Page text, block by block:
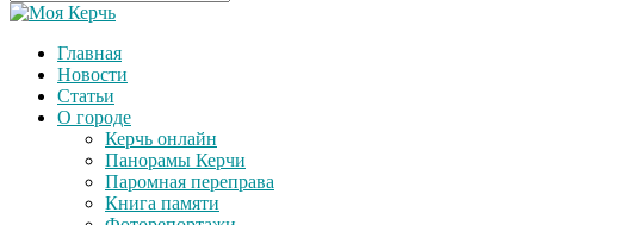
Главная
Новости
Статьи
О городе
Керчь онлайн
Панорамы Керчи
Паромная переправа
Книга памяти